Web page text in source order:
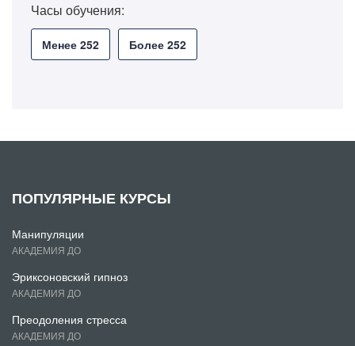
Часы обучения:
Менее 252 Более 252
ПОПУЛЯРНЫЕ КУРСЫ
Манипуляции
АКАДЕМИЯ ДО
Эриксоновский гипноз
АКАДЕМИЯ ДО
Преодоления стресса
АКАДЕМИЯ ДО